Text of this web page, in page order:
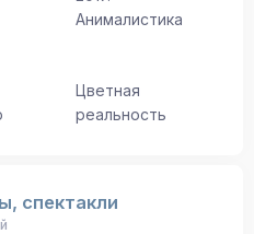
Анималистика
Цветная
реальность
спектакли